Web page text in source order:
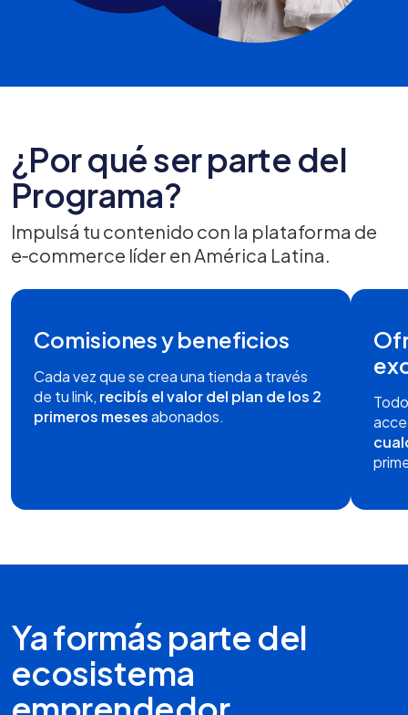
¿Por qué ser parte del
Programa?
Impulsá tu contenido con la plataforma de
e‑commerce líder en América Latina.
Comisiones y beneficios
Cada vez que se crea una tienda a través
de tu link, recibís el valor del plan de los 2
primeros mesesabonados.
Ya formás parte del
ecosistema